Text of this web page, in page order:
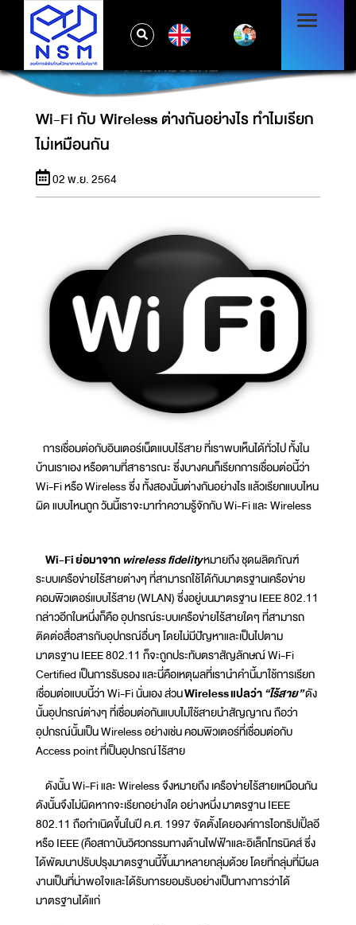
WI-FI กับ WIRELESS ต่างกันอย่างไร ทำไมเรียก
ไม่เหมือนกัน
Wi-Fi กับ Wireless ต่างกันอย่างไร ทำไมเรียก
ไม่เหมือนกัน
02 พ.ย. 2564
การเชื่อมต่อกับอินเตอร์เน็ตแบบไร้สาย ที่เราพบเห็นได้ทั่วไป ทั้งใน
บ้านเราเอง หรือตามที่สาธารณะ ซึ่งบางคนก็เรียกการเชื่อมต่อนี้ว่า
Wi-Fi หรือ Wireless ซึ่ง ทั้งสองนั้นต่างกันอย่างไร แล้วเรียกแบบไหน
ผิด แบบไหนถูก วันนี้เราจะมาทำความรู้จักกับ Wi-Fi และ Wireless
Wi-Fiย่อมาจากwireless fidelityหมายถึง ชุดผลิตภัณฑ์
ระบบเครือข่ายไร้สายต่างๆ ที่สามารถใช้ได้กับมาตรฐานเครือข่าย
คอมพิวเตอร์แบบไร้สาย (WLAN) ซึ่งอยู่บนมาตรฐาน IEEE 802.11
กล่าวอีกในหนึ่งก็คือ อุปกรณ์ระบบเครือข่ายไร้สายใดๆ ที่สามารถ
ติดต่อสื่อสารกับอุปกรณ์อื่นๆ โดยไม่มีปัญหาและเป็นไปตาม
มาตรฐาน IEEE 802.11 ก็จะถูกประทับตราสัญลักษณ์ Wi-Fi
Certified เป็นการรับรอง และนี่คือเหตุผลที่เรานำคำนี้มาใช้การเรียก
เชื่อมต่อแบบนี้ว่า Wi-Fi นั่นเอง ส่วนWirelessแปลว่า“ไร้สาย”ดัง
นั้นอุปกรณ์ต่างๆ ที่เชื่อมต่อกันแบบไม่ใช้สายนำสัญญาณ ถือว่า
อุปกรณ์นั้นเป็น Wireless อย่างเช่น คอมพิวเตอร์ที่เชื่อมต่อกับ
Access point ที่เป็นอุปกรณ์ไร้สาย
ดังนั้น Wi-Fi และ Wireless จึงหมายถึง เครือข่ายไร้สายเหมือนกัน
ดังนั้นจึงไม่ผิดหากจะเรียกอย่างใด อย่างหนึ่ง มาตรฐาน IEEE
802.11 ถือกำเนิดขึ้นในปี ค.ศ. 1997 จัดตั้งโดยองค์การไอทริปเปิ้ลอี
หรือ IEEE (คือสถาบันวิศวกรรมทางด้านไฟฟ้าและอิเล็กโทรนิคส์ ซึ่ง
ได้พัฒนาปรับปรุงมาตรฐานนี้ขึ้นมาหลายกลุ่มด้วย โดยที่กลุ่มที่มีผล
งานเป็นที่น่าพอใจและได้รับการยอมรับอย่างเป็นทางการว่าได้
มาตรฐานได้แก่